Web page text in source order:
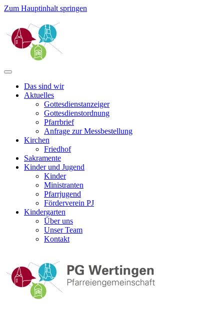
Zum Hauptinhalt springen
Das sind wir
Aktuelles
Gottesdienstanzeiger
Gottesdienstordnung
Pfarrbrief
Anfrage zur Messbestellung
Kirchen
Friedhof
Sakramente
Kinder und Jugend
Kinder
Ministranten
Pfarrjugend
Förderverein PJ
Kindergarten
Über uns
Unser Team
Kontakt